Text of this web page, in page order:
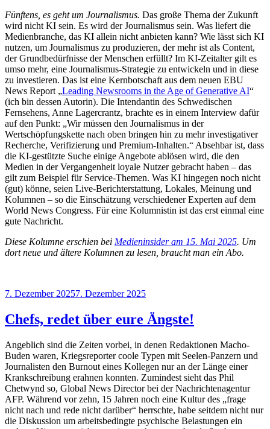
Fünftens, es geht um Journalismus. Das große Thema der Zukunft
wird nicht KI sein. Es wird der Journalismus sein. Was liefert die
Medienbranche, das KI allein nicht anbieten kann? Wie lässt sich KI
nutzen, um Journalismus zu produzieren, der mehr ist als Content,
der Grundbedürfnisse der Menschen erfüllt? Im KI-Zeitalter gilt es
umso mehr, eine Journalismus-Strategie zu entwickeln und in diese
zu investieren. Das ist eine Kernbotschaft aus dem neuen EBU
News Report „Leading Newsrooms in the Age of Generative AI“
(ich bin dessen Autorin). Die Intendantin des Schwedischen
Fernsehens, Anne Lagercrantz, brachte es in einem Interview dafür
auf den Punkt: „Wir müssen den Journalismus in der
Wertschöpfungskette nach oben bringen hin zu mehr investigativer
Recherche, Verifizierung und Premium-Inhalten.“ Absehbar ist, dass
die KI-gestützte Suche einige Angebote ablösen wird, die den
Medien in der Vergangenheit loyale Nutzer gebracht haben – das
gilt zum Beispiel für Service-Themen. Was KI hingegen noch nicht
(gut) könne, seien Live-Berichterstattung, Lokales, Meinung und
Kolumnen – so die Einschätzung verschiedener Experten auf dem
World News Congress. Für eine Kolumnistin ist das erst einmal eine
gute Nachricht.
Diese Kolumne erschien bei Medieninsider am 15. Mai 2025. Um
dort neue und ältere Kolumnen zu lesen, braucht man ein Abo.
Veröffentlicht
7. Dezember 20257. Dezember 2025
Chefs, redet über eure Ängste!
Angeblich sind die Zeiten vorbei, in denen Redaktionen Macho-
Buden waren, Kriegsreporter coole Typen mit Seelen-Panzern und
Journalisten den Burnout eines Kollegen nur an der Länge einer
Krankschreibung erahnen konnten. Zumindest sieht das Phil
Chetwynd so, Global News Director bei der Nachrichtenagentur
AFP. Während vor zehn, 15 Jahren noch eine Kultur des „frage
nicht nach und rede nicht darüber“ herrschte, habe seitdem nicht nur
die Diskussion um arbeitsbedingte psychische Belastungen ein